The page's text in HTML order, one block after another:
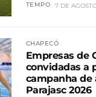
TEMPO 7 DE
CHAPECÓ
Empresas de
convidadas a
campanha de
Parajasc 2026